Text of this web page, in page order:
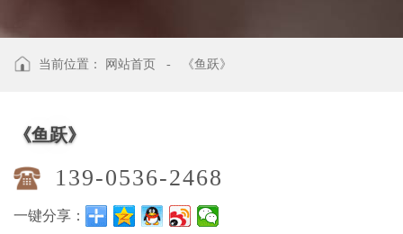
当前位置： 网站首页 - 《鱼跃》
《鱼跃》
139-0536-2468
一键分享：